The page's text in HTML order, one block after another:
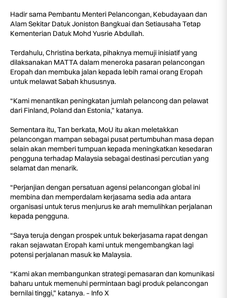
Hadir sama Pembantu Menteri Pelancongan, Kebudayaan dan
Alam Sekitar Datuk Joniston Bangkuai dan Setiausaha Tetap
Kementerian Datuk Mohd Yusrie Abdullah.
Terdahulu, Christina berkata, pihaknya memuji inisiatif yang
dilaksanakan MATTA dalam meneroka pasaran pelancongan
Eropah dan membuka jalan kepada lebih ramai orang Eropah
untuk melawat Sabah khususnya.
“Kami menantikan peningkatan jumlah pelancong dan pelawat
dari Finland, Poland dan Estonia,” katanya.
Sementara itu, Tan berkata, MoU itu akan meletakkan
pelancongan mampan sebagai pusat pertumbuhan masa depan
selain akan memberi tumpuan kepada meningkatkan kesedaran
pengguna terhadap Malaysia sebagai destinasi percutian yang
selamat dan menarik.
“Perjanjian dengan persatuan agensi pelancongan global ini
membina dan memperdalam kerjasama sedia ada antara
organisasi untuk terus menjurus ke arah memulihkan perjalanan
kepada pengguna.
“Saya teruja dengan prospek untuk bekerjasama rapat dengan
rakan sejawatan Eropah kami untuk mengembangkan lagi
potensi perjalanan masuk ke Malaysia.
“Kami akan membangunkan strategi pemasaran dan komunikasi
baharu untuk memenuhi permintaan bagi produk pelancongan
bernilai tinggi,” katanya. – Info X